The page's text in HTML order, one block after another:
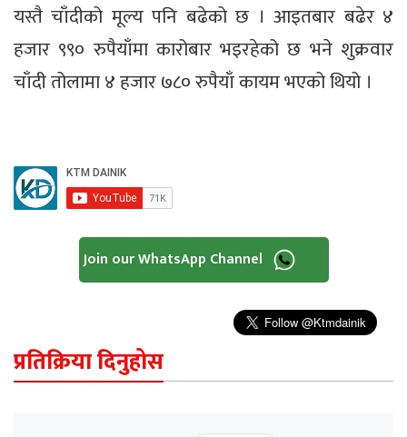
यस्तै चाँदीको मूल्य पनि बढेको छ । आइतबार बढेर ४
हजार ९९० रुपैयाँमा कारोबार भइरहेको छ भने शुक्रवार
चाँदी तोलामा ४ हजार ७८० रुपैयाँ कायम भएको थियो ।
Join our WhatsApp Channel
प्रतिक्रिया दिनुहोस